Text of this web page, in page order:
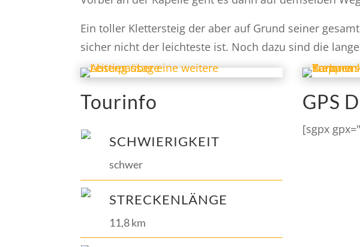
Ein toller Klettersteig der aber auf Grund seiner
sicher nicht der leichteste ist. Noch dazu sind die
Tourinfo
SCHWIERIGKEIT
schwer
STRECKENLÄNGE
11,8 km
GPS
[sgpx